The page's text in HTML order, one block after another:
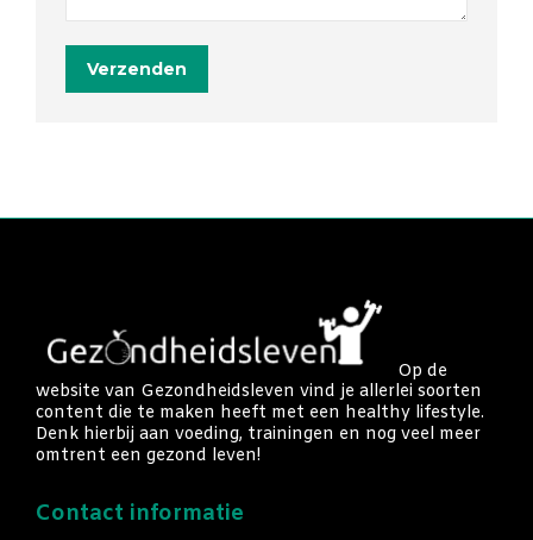
Verzenden
Op de
website van Gezondheidsleven vind je allerlei soorten
content die te maken heeft met een healthy lifestyle.
Denk hierbij aan voeding, trainingen en nog veel meer
omtrent een gezond leven!
Contact informatie